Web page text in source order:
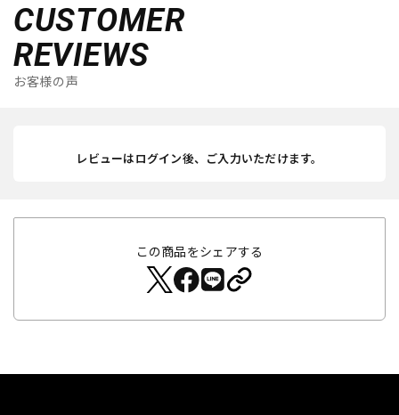
CUSTOMER
REVIEWS
お客様の声
レビューはログイン後、ご入力いただけます。
この商品をシェアする